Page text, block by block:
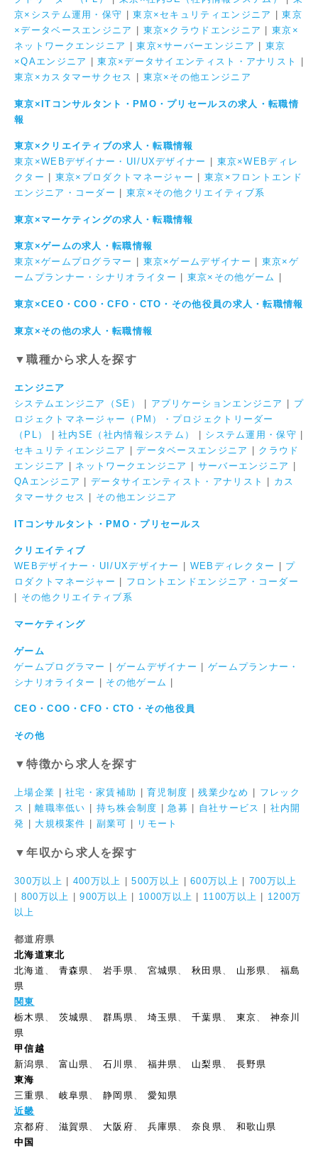
京×システム運用・保守 |東京×セキュリティエンジニア |東京
×データベースエンジニア
東京×クラウドエンジニア |東京×
ネットワークエンジニア
|東京×サーバーエンジニア
東京
×QAエンジニア
|東京×データサイエンティスト・アナリスト
東京×カスタマーサクセス
東京×その他エンジニア
東京×ITコンサルタント・PMO・プリセールスの求人・転職情
報
東京×クリエイティブの求人・転職情報
東京×WEBデザイナー・UI/UXデザイナー
東京×WEBディレ
クター
東京×プロダクトマネージャー
東京×フロントエンド
エンジニア・コーダー
東京×その他クリエイティブ系
東京×マーケティングの求人・転職情報
東京×ゲームの求人・転職情報
東京×ゲームプログラマー
東京×ゲームデザイナー
東京×ゲ
ームプランナー・シナリオライター
東京×その他ゲーム
東京×CEO・COO・CFO・CTO・その他役員の求人・転職情報
東京×その他の求人・転職情報
▼職種から求人を探す
エンジニア
システムエンジニア（SE）
アプリケーションエンジニア
プ
ロジェクトマネージャー（PM）・プロジェクトリーダー
（PL）
|社内SE（社内情報システム） システム運用・保守
セキュリティエンジニア
|データベースエンジニア
クラウド
エンジニア
ネットワークエンジニア サーバーエンジニア
QAエンジニア
|データサイエンティスト・アナリスト
カス
タマーサクセス
その他エンジニア
ITコンサルタント・PMO・プリセールス
クリエイティブ
WEBデザイナー・UI/UXデザイナー
WEBディレクター
プ
ロダクトマネージャー
フロントエンドエンジニア・コーダー
その他クリエイティブ系
マーケティング
ゲーム
ゲームプログラマー | ゲームデザイナー | ゲームプランナー・
シナリオライター | その他ゲーム |
CEO・COO・CFO・CTO・その他役員
その他
▼特徴から求人を探す
上場企業 |社宅・家賃補助 |育児制度 |残業少なめ
フレック
ス
|離職率低い 持ち株会制度 |急募 自社サービス
社内開
発
大規模案件 副業可 リモート
▼年収から求人を探す
300万以上 400万以上 |500万以上 |600万以上
700万以上
800万以上 |900万以上 1000万以上 1100万以上
1200万
以上
都道府県
北海道東北
北海道
青森県 、岩手県 宮城県 、秋田県 山形県 、福島
県
関東
栃木県
茨城県 、群馬県 埼玉県 、千葉県 東京
神奈川
県
甲信越
新潟県
富山県 、石川県 福井県 山梨県
長野県
東海
三重県
岐阜県 、静岡県
愛知県
近畿
京都府
滋賀県 大阪府 兵庫県 、奈良県
和歌山県
中国